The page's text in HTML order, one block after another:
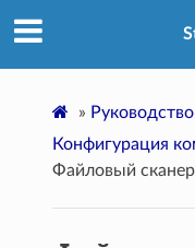
»
Конфигурация
Файловый сканер